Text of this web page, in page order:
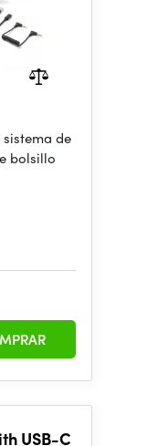
de
bolsillo
USB-C